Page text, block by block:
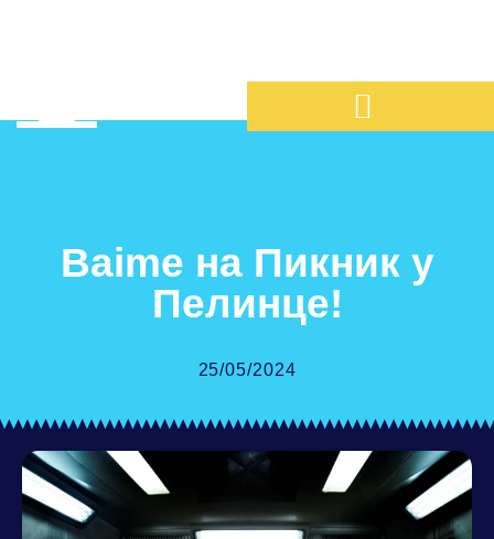
Baime на Пикник у
Пелинце!
25/05/2024